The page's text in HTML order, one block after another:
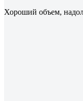
Хороший объем,